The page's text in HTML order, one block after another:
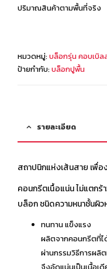
ปริมาณสินค้าตามพื้นที่จริง
หมวดหมู่:บล็อกรุ่น คอบเบิล
ป้ายกำกับ:บล็อกปูพื้น
รายละเอียด
สถาปนิกแห่งเส้นสาย เพื่อ
คอนกรีตเนื้อแน่น ไม่แตก
บล็อก ชนิดความหนาชั้นผิว
ทนทาน แข็งแรง
ผลิตจากคอนกรีตที่
ผ่านกรรมวิธีการผลิ